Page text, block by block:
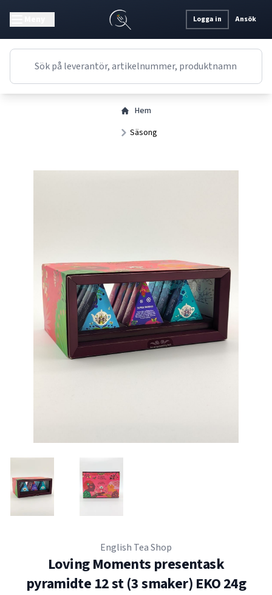
Logga in Ansök
Hem
Säsong
English Tea Shop
Loving Moments presentask
pyramidte 12 st (3 smaker) EKO 24g